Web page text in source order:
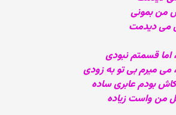
من بمونی
می دیدمت
اما قسمتم نبودی
میرم بی تو به زودی
بودم عابری ساده
من واست زیاده